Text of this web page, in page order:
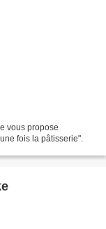
vous propose
fois la pâtisserie".